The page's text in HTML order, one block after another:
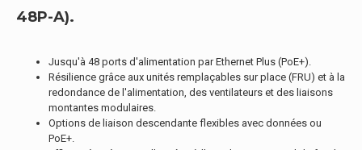
48P-A).
Jusqu'à 48 ports d'alimentation par Ethernet Plus (PoE+).
Résilience grâce aux unités remplaçables sur place (FRU) et à la
redondance de l'alimentation, des ventilateurs et des liaisons
montantes modulaires.
Options de liaison descendante flexibles avec données ou
PoE+.